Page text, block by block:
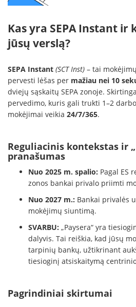
Kas yra SEPA Instant ir
jūsų verslą?
SEPA Instant (SCT Inst) – tai
pervesti lėšas per mažiau nei 10
dviejų sąskaitų SEPA zonoje.
pervedimo, kuris gali trukti 1–2
mokėjimai veikia 24/7/365.
Reguliacinis kontekstas ir
pranašumas
Nuo 2025 m. spalio: Pagal ES
zonos bankai privalo priimti
Nuo 2027 m.: Bankai privalės
mokėjimų siuntimą.
SVARBU: „Paysera“ yra
dalyvis. Tai reiškia, kad jūsų
tarpinių bankų, užtikrinant
tiesioginį atsiskaitymą
Pagrindiniai skirtumai